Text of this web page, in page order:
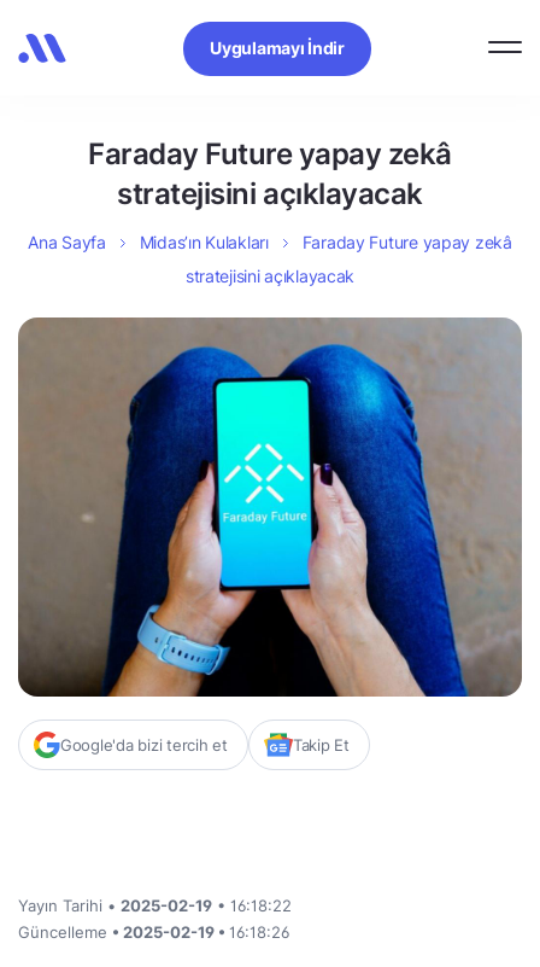
Uygulamayı İndir
Faraday Future yapay zekâ
stratejisini açıklayacak
Ana Sayfa Midas’ın Kulakları
Faraday Future yapay zekâ
stratejisini açıklayacak
Google'da bizi tercih et Takip Et
Yayın Tarihi • 2025-02-19 • 16:18:22
Güncelleme • 2025-02-19 • 16:18:26